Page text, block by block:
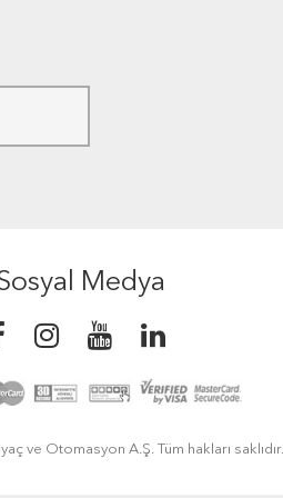
Medya
ve Otomasyon A.Ş. Tüm hakları saklıdır.